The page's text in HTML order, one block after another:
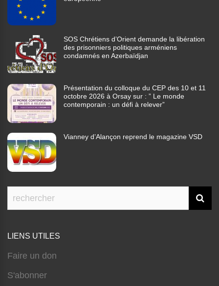
SOS Chrétiens d’Orient demande la libération
des prisonniers politiques arméniens
condamnés en Azerbaïdjan
Présentation du colloque du CEP des 10 et 11
octobre 2026 à Orsay sur : ” Le monde
contemporain : un défi à relever”
Vianney d’Alançon reprend le magazine VSD
LIENS UTILES
Faire un don
S'abonner